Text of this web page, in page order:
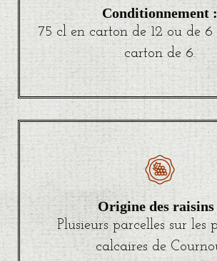
Conditionnement :
75 cl en carton de 12 ou de 6
carton de 6.
Origine des raisins
Plusieurs parcelles sur les
calcaires de